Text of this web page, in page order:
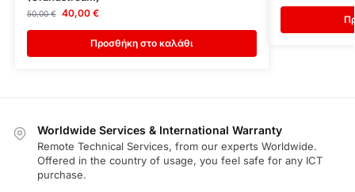
50,00€ 40,00 €
Προσθήκη στο καλάθι
Worldwide Services & International Warranty
Remote Technical Services, from our experts Worldwide.
Offered in the country of usage, you feel safe for any ICT
purchase.